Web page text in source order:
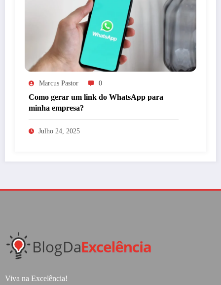
Marcus Pastor 0
Como gerar um link do WhatsApp para
minha empresa?
Julho 24, 2025
Viva na Excelência!